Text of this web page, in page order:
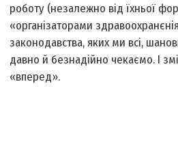
роботу (незалежно від їхньої
«організаторами
законодавства, яких ми всі,
давно й безнадійно чекаємо. І
«вперед».